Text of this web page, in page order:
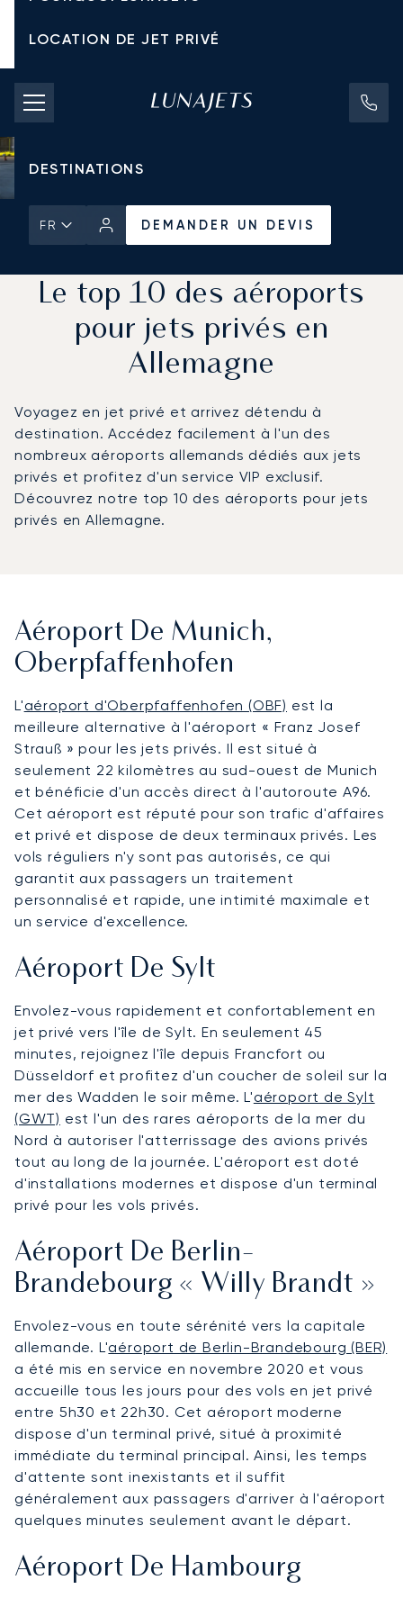
LOCATION DE JET PRIVÉ
TARIFS D'AFFRÈTEMENT
JETS PRIVÉS
DESTINATIONS
FR DEMANDER UN DEVIS
DEMANDER UN DEVIS
Accueil Actualités et Perspectives
Le top 10 des aéroports
pour jets privés en
Allemagne
Voyagez en jet privé et arrivez détendu à
destination. Accédez facilement à l'un des
nombreux aéroports allemands dédiés aux jets
privés et profitez d'un service VIP exclusif.
Découvrez notre top 10 des aéroports pour jets
privés en Allemagne.
Aéroport De Munich,
Oberpfaffenhofen
L'aéroport d'Oberpfaffenhofen (OBF) est la
meilleure alternative à l'aéroport « Franz Josef
Strauß » pour les jets privés. Il est situé à
seulement 22 kilomètres au sud-ouest de Munich
et bénéficie d'un accès direct à l'autoroute A96.
Cet aéroport est réputé pour son trafic d'affaires
et privé et dispose de deux terminaux privés. Les
vols réguliers n'y sont pas autorisés, ce qui
garantit aux passagers un traitement
personnalisé et rapide, une intimité maximale et
un service d'excellence.
Aéroport De Sylt
Envolez-vous rapidement et confortablement en
jet privé vers l'île de Sylt. En seulement 45
minutes, rejoignez l'île depuis Francfort ou
Düsseldorf et profitez d'un coucher de soleil sur la
mer des Wadden le soir même. L'aéroport de Sylt
(GWT) est l'un des rares aéroports de la mer du
Nord à autoriser l'atterrissage des avions privés
tout au long de la journée. L'aéroport est doté
d'installations modernes et dispose d'un terminal
privé pour les vols privés.
Aéroport De Berlin-
Brandebourg « Willy Brandt »
Envolez-vous en toute sérénité vers la capitale
allemande. L'aéroport de Berlin-Brandebourg (BER)
a été mis en service en novembre 2020 et vous
accueille tous les jours pour des vols en jet privé
entre 5h30 et 22h30. Cet aéroport moderne
dispose d'un terminal privé, situé à proximité
immédiate du terminal principal. Ainsi, les temps
d'attente sont inexistants et il suffit
généralement aux passagers d'arriver à l'aéroport
quelques minutes seulement avant le départ.
Aéroport De Hambourg